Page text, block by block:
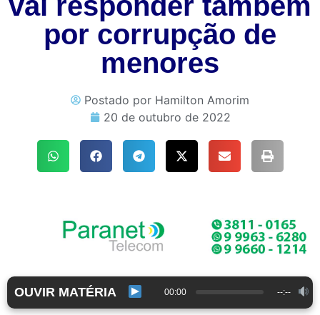
por corrupção de
menores
Postado por Hamilton Amorim
20 de outubro de 2022
OUVIR MATÉRIA 00:00 --:--